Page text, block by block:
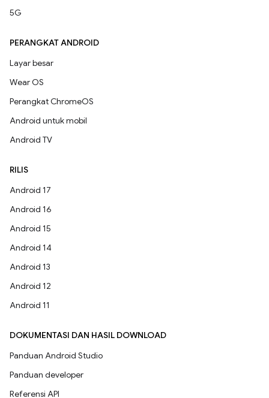
5G
PERANGKAT ANDROID
Layar besar
Wear OS
Perangkat ChromeOS
Android untuk mobil
Android TV
RILIS
Android 17
Android 16
Android 15
Android 14
Android 13
Android 12
Android 11
DOKUMENTASI DAN HASIL DOWNLOAD
Panduan Android Studio
Panduan developer
Referensi API